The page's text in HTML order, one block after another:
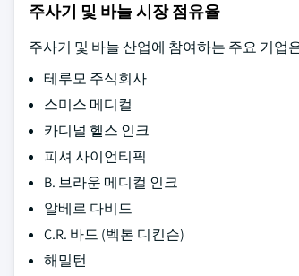
주사기 및 바늘 시장 점유율
주사기 및 바늘 산업에 참여하는 주요 기업
테루모 주식회사
스미스 메디컬
카디널 헬스 인크
피셔 사이언티픽
B. 브라운 메디컬 인크
알베르 다비드
C.R. 바드 (벡톤 디킨슨)
해밀턴